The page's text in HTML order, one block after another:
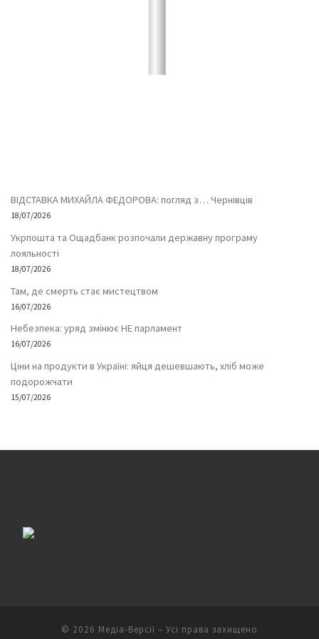
ВІДСТАВКА МИХАЙЛА ФЕДОРОВА: погляд з… Чернівців
18/07/2026
Укрпошта та Ощадбанк розпочали державну програму
лояльності
18/07/2026
Там, де смерть стає мистецтвом
16/07/2026
Небезпека: уряд змінює НЕ парламент
16/07/2026
Ціни на продукти в Україні: яйця дешевшають, хліб може
подорожчати
15/07/2026
© 2026 Медіа-Версії – Усі права захищено